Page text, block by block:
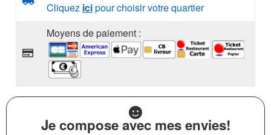
Cliquez icipour choisir votre quartier
Moyens de paiement :
Je compose avec mes envies!